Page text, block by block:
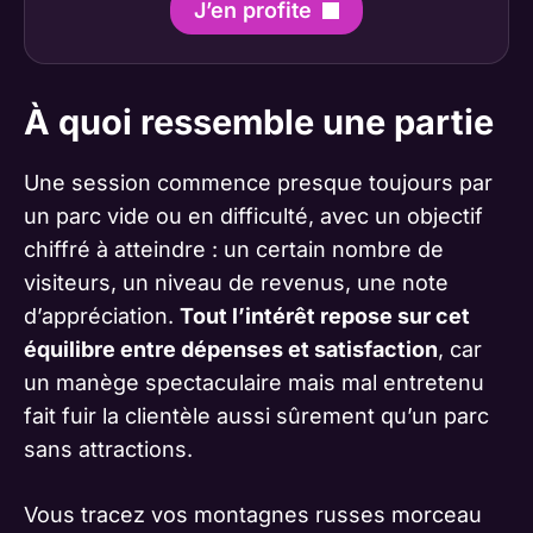
J’en profite
À quoi ressemble une partie
Une session commence presque toujours par
un parc vide ou en difficulté, avec un objectif
chiffré à atteindre : un certain nombre de
visiteurs, un niveau de revenus, une note
d’appréciation. Tout l’intérêt repose sur cet
équilibre entre dépenses et satisfaction, car
un manège spectaculaire mais mal entretenu
fait fuir la clientèle aussi sûrement qu’un parc
sans attractions.
Vous tracez vos montagnes russes morceau